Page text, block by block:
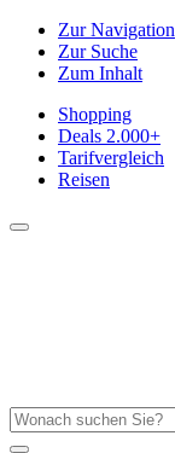
Zur Navigation
Zur Suche
Zum Inhalt
Shopping
Deals 2.000+
Tarifvergleich
Reisen